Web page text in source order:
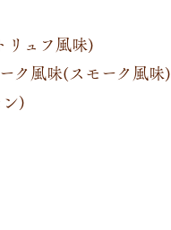
リュフ風味)
ク風味(スモーク風味)
)